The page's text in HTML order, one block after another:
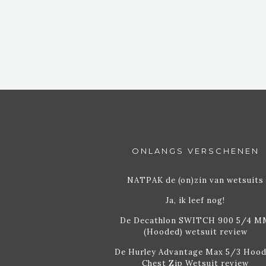
ONLANGS VERSCHENEN
NATPAK de (on)zin van wetsuits
Ja, ik leef nog!
De Decathlon SWITCH 900 5/4
(Hooded) wetsuit review
De Hurley Advantage Max 5/3
Chest Zip Wetsuit review